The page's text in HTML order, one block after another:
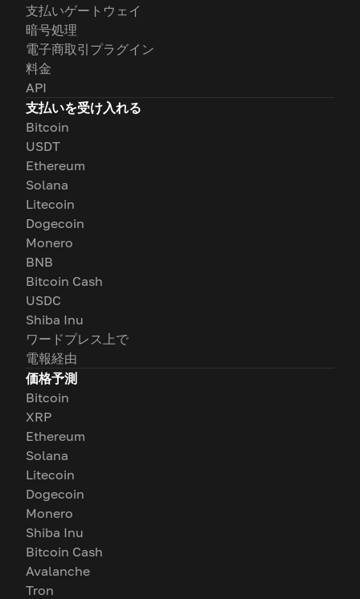
支払いゲートウェイ
暗号処理
電子商取引プラグイン
料金
API
支払いを受け入れる
Bitcoin
USDT
Ethereum
Solana
Litecoin
Dogecoin
Monero
BNB
Bitcoin Cash
USDC
Shiba Inu
ワードプレス上で
電報経由
価格予測
Bitcoin
XRP
Ethereum
Solana
Litecoin
Dogecoin
Monero
Shiba Inu
Bitcoin Cash
Avalanche
Tron